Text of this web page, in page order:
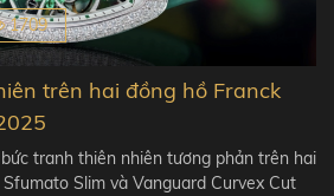
1709
trên hai đồng hồ Franck
tranh thiên nhiên tương phản trên hai
Slim và Vanguard Curvex Cut